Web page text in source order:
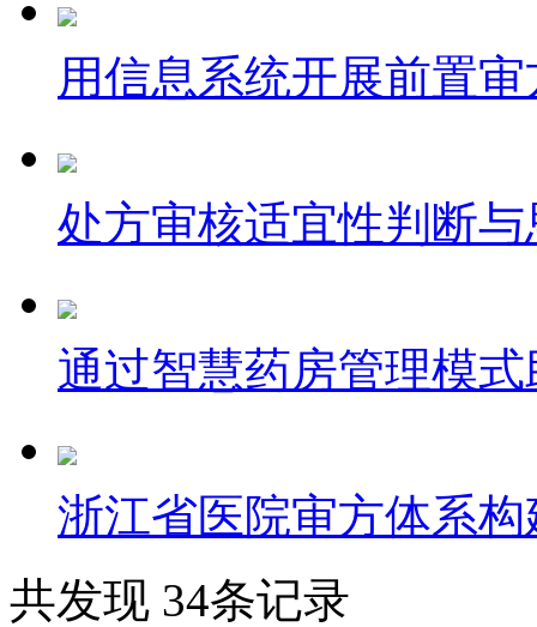
用信息系统开展前置
处方审核适宜性判断与
通过智慧药房管理模
浙江省医院审方体系构
共发现 34条记录